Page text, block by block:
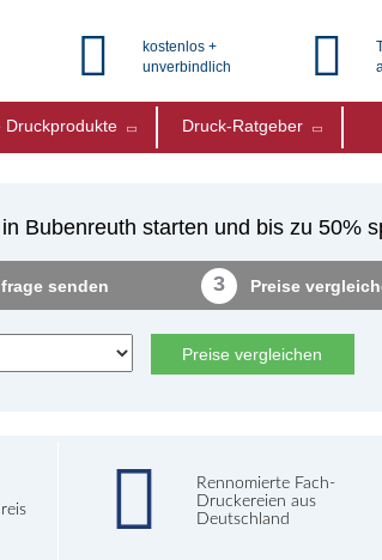
kostenlos +
unverbindlich
Druckprodukte Druck-Ratgeber
Bubenreuth starten und bis zu 50%
senden 3 Preise
Preise vergleichen
Rennomierte Fach-
Druckereien aus
Deutschland